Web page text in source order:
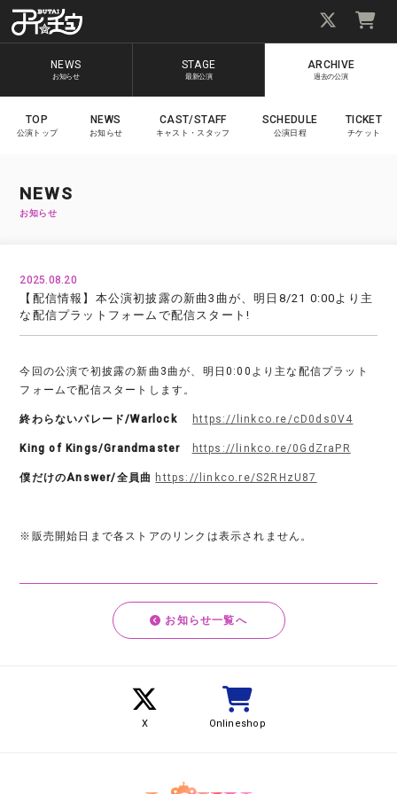
NEWS
お知らせ
STAGE
最新公演
ARCHIVE
過去の公演
TOP
公演トップ
NEWS
お知らせ
CAST/STAFF
キャスト・スタッフ
SCHEDULE
公演日程
TICKET
チケット
NEWS
お知らせ
2025.08.20
【配信情報】本公演初披露の新曲3曲が、明日8/21 0:00より主
な配信プラットフォームで配信スタート!
今回の公演で初披露の新曲3曲が、明日0:00より主な配信プラット
フォームで配信スタートします。
終わらないパレード/Warlock https://linkco.re/cD0ds0V4
King of Kings/Grandmaster https://linkco.re/0GdZraPR
僕だけのAnswer/全員曲 https://linkco.re/S2RHzU87
※販売開始日まで各ストアのリンクは表示されません。
お知らせ一覧へ
X Onlineshop